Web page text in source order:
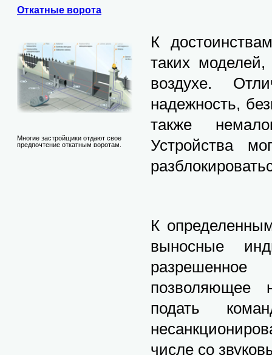
Откатные ворота
Многие застройщики отдают свое
предпочтение откатным воротам.
К
таких моделей,
воздухе.
надежность,
также
Устройства
К
выносные
позволяющее
подать
числе со